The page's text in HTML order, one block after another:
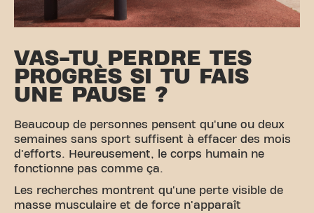
VAS-TU PERDRE TES
PROGRÈS SI TU FAIS
UNE PAUSE ?
Beaucoup de personnes pensent qu'une ou deux
semaines sans sport suffisent à effacer des mois
d'efforts. Heureusement, le corps humain ne
fonctionne pas comme ça.
Les recherches montrent qu'une perte visible de
masse musculaire et de force n'apparaît